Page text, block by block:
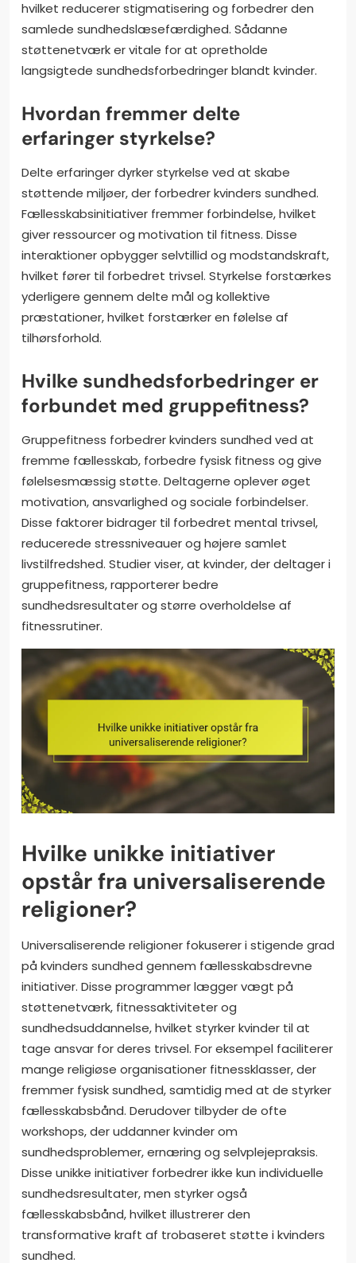
hvilket reducerer stigmatisering og forbedrer den
samlede sundhedslæsefærdighed. Sådanne
støttenetværk er vitale for at opretholde
langsigtede sundhedsforbedringer blandt kvinder.
Hvordan fremmer delte
erfaringer styrkelse?
Delte erfaringer dyrker styrkelse ved at skabe
støttende miljøer, der forbedrer kvinders sundhed.
Fællesskabsinitiativer fremmer forbindelse, hvilket
giver ressourcer og motivation til fitness. Disse
interaktioner opbygger selvtillid og modstandskraft,
hvilket fører til forbedret trivsel. Styrkelse forstærkes
yderligere gennem delte mål og kollektive
præstationer, hvilket forstærker en følelse af
tilhørsforhold.
Hvilke sundhedsforbedringer er
forbundet med gruppefitness?
Gruppefitness forbedrer kvinders sundhed ved at
fremme fællesskab, forbedre fysisk fitness og give
følelsesmæssig støtte. Deltagerne oplever øget
motivation, ansvarlighed og sociale forbindelser.
Disse faktorer bidrager til forbedret mental trivsel,
reducerede stressniveauer og højere samlet
livstilfredshed. Studier viser, at kvinder, der deltager i
gruppefitness, rapporterer bedre
sundhedsresultater og større overholdelse af
fitnessrutiner.
Hvilke unikke initiativer
opstår fra universaliserende
religioner?
Universaliserende religioner fokuserer i stigende grad
på kvinders sundhed gennem fællesskabsdrevne
initiativer. Disse programmer lægger vægt på
støttenetværk, fitnessaktiviteter og
sundhedsuddannelse, hvilket styrker kvinder til at
tage ansvar for deres trivsel. For eksempel faciliterer
mange religiøse organisationer fitnessklasser, der
fremmer fysisk sundhed, samtidig med at de styrker
fællesskabsbånd. Derudover tilbyder de ofte
workshops, der uddanner kvinder om
sundhedsproblemer, ernæring og selvplejepraksis.
Disse unikke initiativer forbedrer ikke kun individuelle
sundhedsresultater, men styrker også
fællesskabsbånd, hvilket illustrerer den
transformative kraft af trobaseret støtte i kvinders
sundhed.